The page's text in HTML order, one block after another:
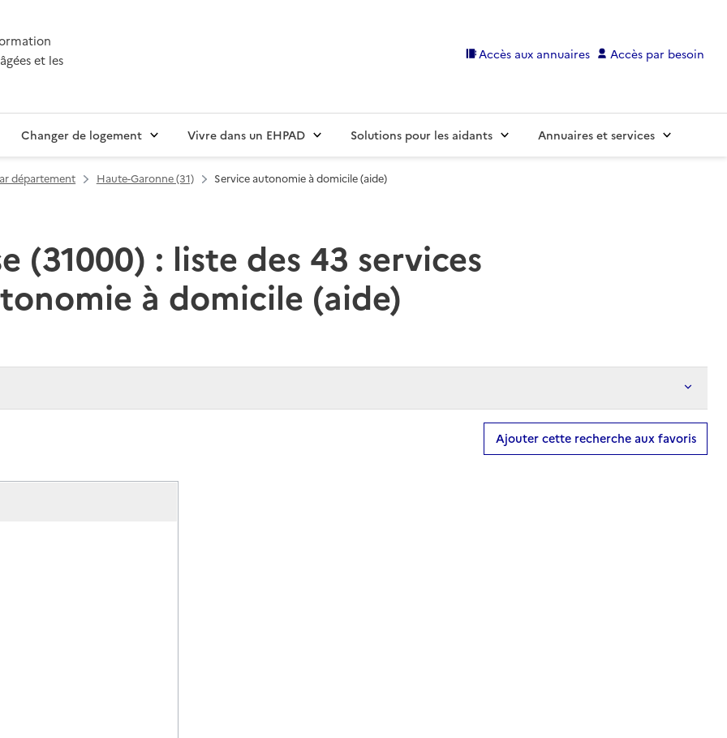
et les
Accès aux annuaires Accès par besoin
Changer de logement Vivre dans un EHPAD Solutions pour les aidants Annuaires et services
département Haute-Garonne (31) Service autonomie à domicile (aide)
(31000) : liste des 43 services
à domicile (aide)
Ajouter cette recherche aux favoris